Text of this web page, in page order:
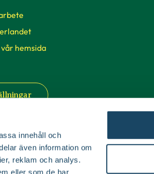
innehåll och
även information om
reklam och analys.
eller som de har
hemsida